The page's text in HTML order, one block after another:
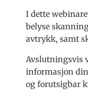
I dette
belyse
avtrykk, samt
Avslutningsvis
informasjon
og forutsigbar